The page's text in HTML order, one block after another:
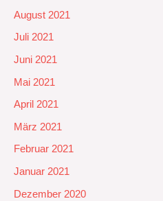
August 2021
Juli 2021
Juni 2021
Mai 2021
April 2021
März 2021
Februar 2021
Januar 2021
Dezember 2020